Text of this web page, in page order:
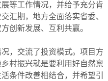
等工作情况，并给予充分肯
汇期，地方全面落实省委、
创新发展、互利共赢。
，交流了投资模式。项目方
村振兴就是要利用好自然禀
条件改善相结合，并希望引